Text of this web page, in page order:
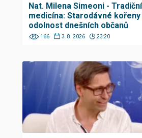
Nat. Milena Simeoni -
medicína: Starodávné
odolnost dnešních občanů
166 3. 8. 2026 23:20